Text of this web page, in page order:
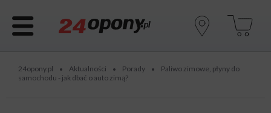
24opony.pl • Aktualności • Porady •
Paliwo zimowe, płyny do
samochodu - jak dbać o auto zimą?